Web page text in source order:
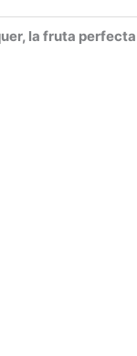
la fruta perfecta